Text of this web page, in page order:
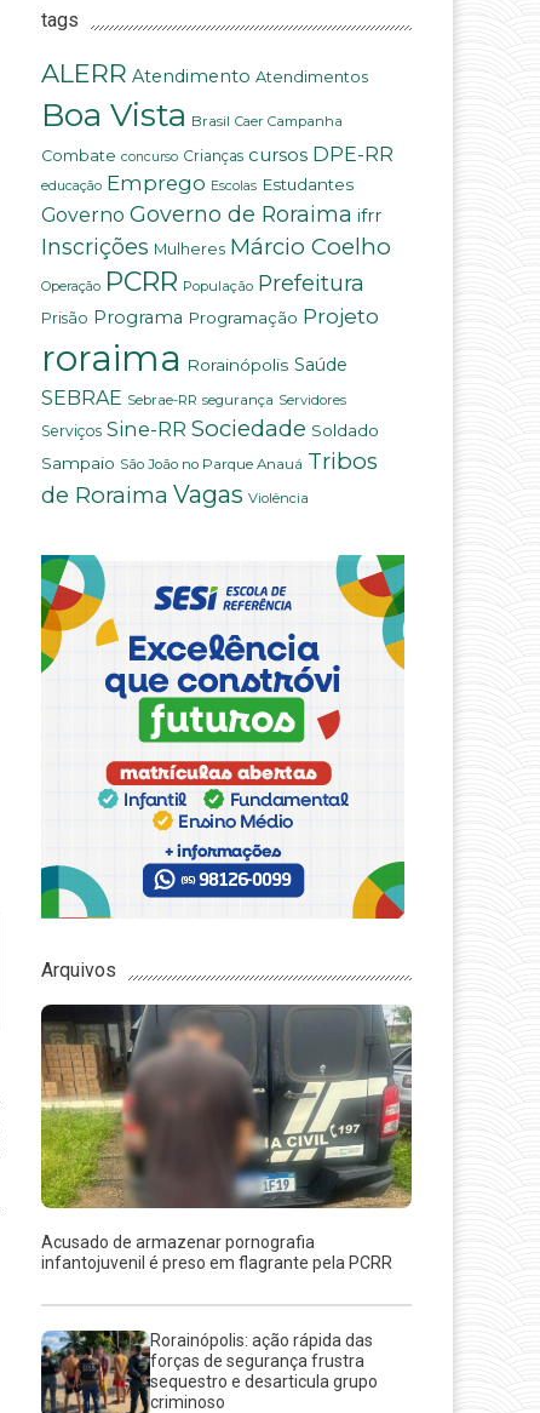
tags
ALERR Atendimento Atendimentos
Boa Vista Brasil Caer Campanha
Combate concurso Crianças cursos DPE-RR
educação Emprego Escolas Estudantes
Governo Governo de Roraima ifrr
Inscrições Mulheres Márcio Coelho
Operação PCRR População Prefeitura
Prisão Programa Programação Projeto
roraima Rorainópolis Saúde
SEBRAE Sebrae-RR segurança Servidores
Serviços Sine-RR Sociedade Soldado
Sampaio São João no Parque Anauá Tribos
de Roraima Vagas Violência
Arquivos
Acusado de armazenar pornografia
infantojuvenil é preso em flagrante pela PCRR
Rorainópolis: ação rápida das
forças de segurança frustra
sequestro e desarticula grupo
criminoso